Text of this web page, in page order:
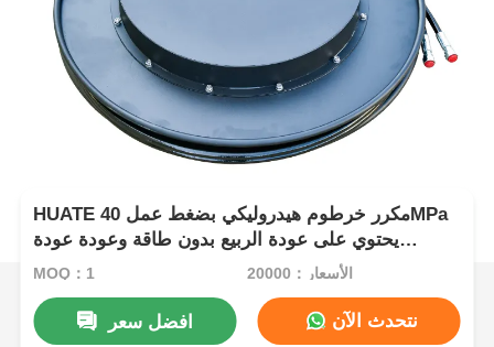
HUATE مكرر خرطوم هيدروليكي بضغط عمل 40MPa
يحتوي على عودة الربيع بدون طاقة وعودة عودة
كهربائية لخزن السائل عالي الضغط
MOQ：1 الأسعار：20000
افضل سعر نتحدث الآن